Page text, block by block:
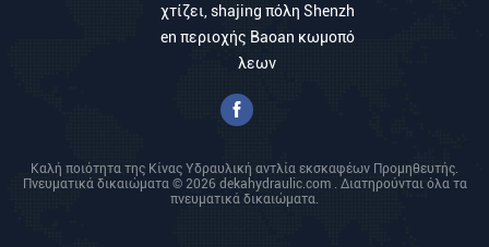
χτίζει, shajing πόλη Shenzh
en περιοχής Baoan κωμοπό
λεων
Καλή ποιότητα της Κίνας Υδραυλική αντλία εκσκαφέων Προμηθευτής.
Πνευματικά δικαιώματα © 2026 dekahydraulic.com . Διατηρούνται όλα τα
πνευματικά δικαιώματα.